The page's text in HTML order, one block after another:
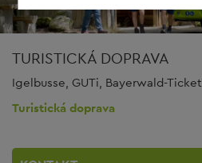
TURISTICKÁ DOPRAVA
Igelbusse, GUTi, Bayerwald-Ticket
Turistická doprava